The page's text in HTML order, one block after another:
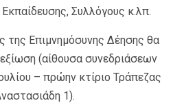
Συλλόγους κ.λπ.
της Επιμνημόσυνης Δέησης θα
(αίθουσα συνεδριάσεων
– πρώην κτίριο Τράπεζας
1).